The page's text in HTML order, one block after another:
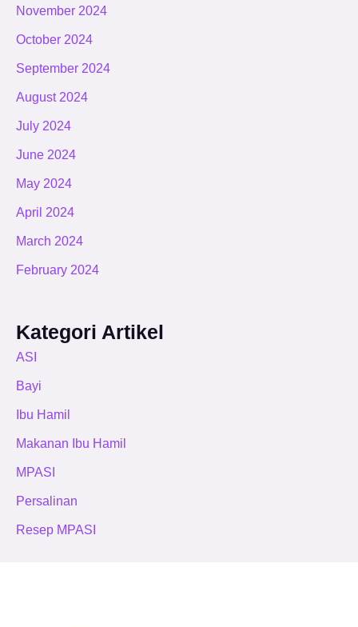
November 2024
October 2024
September 2024
August 2024
July 2024
June 2024
May 2024
April 2024
March 2024
February 2024
Kategori Artikel
ASI
Bayi
Ibu Hamil
Makanan Ibu Hamil
MPASI
Persalinan
Resep MPASI